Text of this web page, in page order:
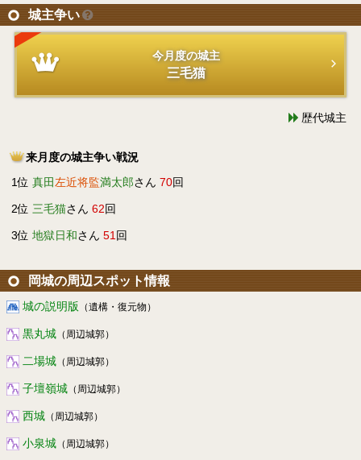
城主争い
今月度の城主
三毛猫
歴代城主
来月度の城主争い戦況
1位 真田 左近将監満太郎さん 70回
2位 三毛猫さん 62回
3位 地獄日和さん 51 回
岡城の周辺スポット情報
城の説明版 （遺構・復元物）
黒丸城 （周辺城郭）
二場城 （周辺城郭）
子壇嶺城 （周辺城郭）
西城 （周辺城郭）
小泉城 （周辺城郭）